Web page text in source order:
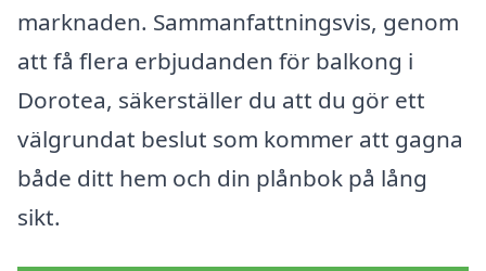
marknaden. Sammanfattningsvis, genom
att få flera erbjudanden för balkong i
Dorotea, säkerställer du att du gör ett
välgrundat beslut som kommer att gagna
både ditt hem och din plånbok på lång
sikt.